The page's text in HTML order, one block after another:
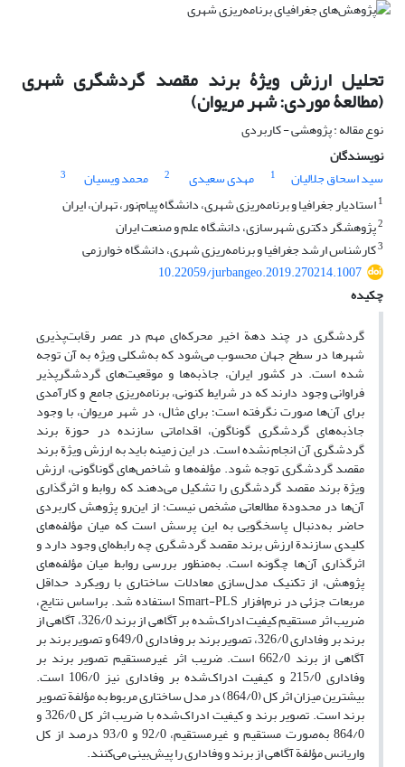
تحلیل ارزش ویژۀ برند مقصد گردشگری شهری
(مطالعۀ موردی: شهر مریوان)
نوع مقاله : پژوهشی - کاربردی
نویسندگان
سید اسحاق جلالیان
1 مهدی سعیدی 2 محمد ویسیان
3
1استادیار جغرافیا و برنامه‌ریزی شهری، دانشگاه پیام‌نور، تهران، ایران
2پژوهشگر دکتری شهرسازی، دانشگاه علم و صنعت ایران
3کارشناس ارشد جغرافیا و برنامه‌ریزی شهری، دانشگاه خوارزمی
10.22059/jurbangeo.2019.270214.1007
چکیده
گردشگری در چند دهة اخیر محرکه‌ای مهم در عصر رقابت‌پذیری
شهرها در سطح جهان محسوب می‌شود که به‌‌شکلی ویژه به آن توجه
شده است. در کشور ایران، جاذبه‌ها و موقعیت‌های گردشگرپذیر
فراوانی وجود دارند که در شرایط کنونی، برنامه‌ریزی جامع و کارآمدی
برای آن‌ها صورت نگرفته است؛ برای مثال، در شهر مریوان، با وجود
جاذبه‌های گردشگری گوناگون، اقداماتی سازنده در حوزة برند
گردشگری آن انجام نشده است. در این زمینه باید به ارزش ویژة برند
مقصد گردشگری توجه شود. مؤلفه‌ها و شاخص‌های گوناگونی، ارزش
ویژة برند مقصد گردشگری را تشکیل می‌دهند که روابط و اثرگذاری
آن‌ها در محدودة مطالعاتی مشخص نیست؛ از این‌رو پژوهش کاربردی
حاضر به‌دنبال پاسخگویی به این پرسش است که میان مؤلفه‌های
کلیدی سازندة ارزش برند مقصد گردشگری چه رابطه‌ای وجود دارد و
اثرگذاری آن‌ها چگونه است. به‌منظور بررسی روابط میان مؤلفه‌های
پژوهش، از تکنیک مدل‌سازی معادلات ساختاری با رویکرد حداقل
مربعات جزئی در نرم‌افزار Smart-PLS استفاده شد. براساس نتایج،
ضریب اثر مستقیم کیفیت ادراک‌شده بر آگاهی از برند 326/0، آگاهی از
برند بر وفاداری 326/0، تصویر برند بر وفاداری 649/0 و تصویر برند بر
آگاهی از برند 662/0 است. ضریب اثر غیرمستقیم تصویر برند بر
وفاداری 215/0 و کیفیت ادراک‌شده بر وفاداری نیز 106/0 است.
بیشترین میزان اثر کل (864/0) در مدل ساختاری مربوط به مؤلفة تصویر
برند است. تصویر برند و کیفیت ادراک‌شده با ضریب اثر کل 326/0 و
864/0 به‌صورت مستقیم و غیرمستقیم، 92/0 و 93/0 درصد از کل
واریانس مؤلفة آگاهی از برند و وفاداری را پیش‌بینی می‌کنند.